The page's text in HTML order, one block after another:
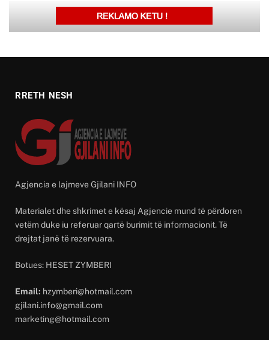
RRETH NESH
Agjencia e lajmeve Gjilani INFO
Materialet dhe shkrimet e kësaj Agjencie mund të përdoren
vetëm duke iu referuar qartë burimit të informacionit. Të
drejtat janë të rezervuara.
Botues: HESET ZYMBERI
Email: hzymberi@hotmail.com
gjilani.info@gmail.com
marketing@hotmail.com